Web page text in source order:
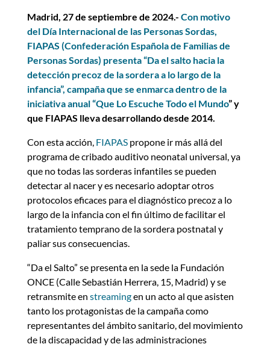
Madrid, 27 de septiembre de 2024.- Con motivo
del Día Internacional de las Personas Sordas,
FIAPAS (Confederación Española de Familias de
Personas Sordas) presenta “Da el salto hacia la
detección precoz de la sordera a lo largo de la
infancia”, campaña que se enmarca dentro de la
iniciativa anual “Que Lo Escuche Todo el Mundo” y
que FIAPAS lleva desarrollando desde 2014.
Con esta acción, FIAPASpropone ir más allá del
programa de cribado auditivo neonatal universal, ya
que no todas las sorderas infantiles se pueden
detectar al nacer y es necesario adoptar otros
protocolos eficaces para el diagnóstico precoz a lo
largo de la infancia con el fin último de facilitar el
tratamiento temprano de la sordera postnatal y
paliar sus consecuencias.
“Da el Salto” se presenta en la sede la Fundación
ONCE (Calle Sebastián Herrera, 15, Madrid) y se
retransmite en streamingen un acto al que asisten
tanto los protagonistas de la campaña como
representantes del ámbito sanitario, del movimiento
de la discapacidad y de las administraciones